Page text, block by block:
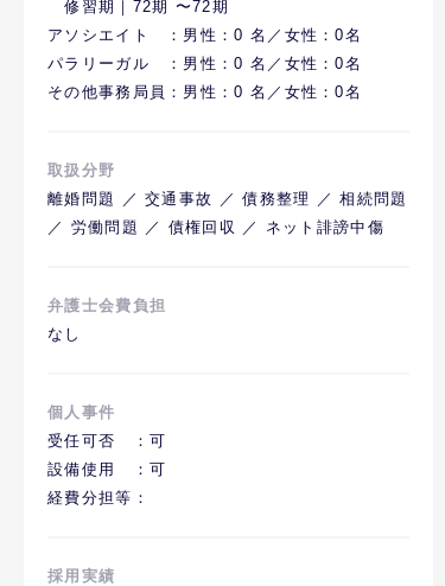
修習期｜72期 〜72期
アソシエイト ：男性：0 名／女性：0名
パラリーガル ：男性：0 名／女性：0名
その他事務局員：男性：0 名／女性：0名
取扱分野
離婚問題 ／ 交通事故 ／ 債務整理 ／ 相続問題
／ 労働問題 ／ 債権回収 ／ ネット誹謗中傷
弁護士会費負担
なし
個人事件
受任可否 ：可
設備使用 ：可
経費分担等：
採用実績